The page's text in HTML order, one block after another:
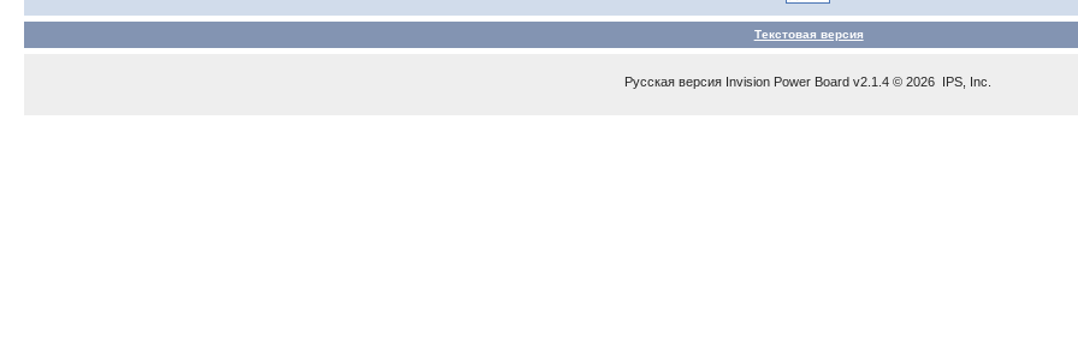
Текстовая версия
Русская версия Invision Power Board v2.1.4 © 2026 IPS, Inc.